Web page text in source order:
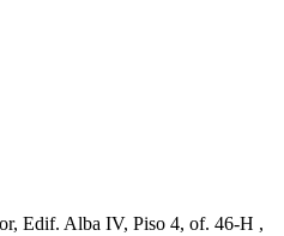
Edif. Alba IV, Piso 4, of. 46-H ,